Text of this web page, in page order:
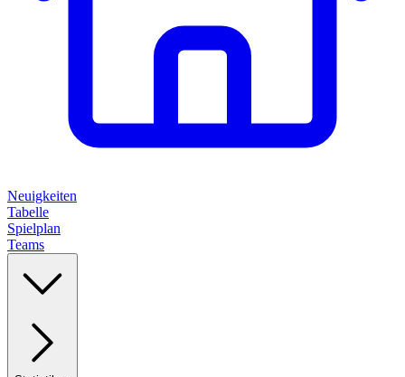
Neuigkeiten
Tabelle
Spielplan
Teams